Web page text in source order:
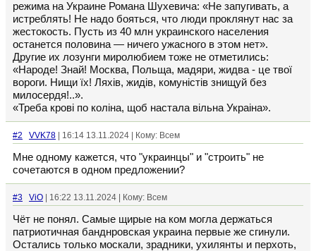
режима на Украине Романа Шухевича: «Не запугивать, а
истреблять! Не надо бояться, что люди проклянут нас за
жестокость. Пусть из 40 млн украинского населения
останется половина — ничего ужасного в этом нет».
Другие их лозунги миролюбием тоже не отметились:
«Народе! Знай! Москва, Польща, мадяри, жидва - це твої
вороги. Нищи їх! Ляхів, жидів, комуністів знищуй без
милосердя!..».
«Треба кровi по колiна, щоб настала вiльна Украiна».
#2 VVK78 | 16:14 13.11.2024 | Кому: Всем
Мне одному кажется, что "украинцы" и "строить" не
сочетаются в одном предложении?
#3 ViO | 16:22 13.11.2024 | Кому: Всем
Чёт не понял. Самые щирые на ком могла держаться
патриотичная банднровская украина первые же сгинули.
Остались только москали, зрадники, ухилянты и перхоть,